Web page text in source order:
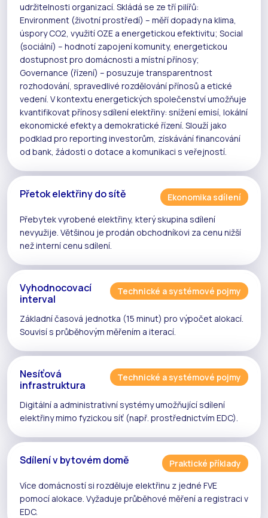
udržitelnosti organizací. Skládá se ze tří pilířů:
Environment (životní prostředí) – měří dopady na klima,
úspory CO2, využití OZE a energetickou efektivitu; Social
(sociální) – hodnotí zapojení komunity, energetickou
dostupnost pro domácnosti a místní přínosy;
Governance (řízení) – posuzuje transparentnost
rozhodování, spravedlivé rozdělování přínosů a etické
vedení. V kontextu energetických společenstvíumožňuje
kvantifikovat přínosysdílení elektřiny: snížení emisí, lokální
ekonomické efekty a demokratické řízení. Slouží jako
podklad pro reporting investorům, získávání financování
od bank, žádosti o dotace a komunikaci s veřejností.
Přetok elektřiny do sítě
Ekonomika sdílení
Přebytek vyrobené elektřiny, kterýskupina sdílení
nevyužije. Většinou je prodán obchodníkovi za cenu nižší
nežinterní cenu sdílení.
Vyhodnocovací
interval
Technické a systémové pojmy
Základní časová jednotka (15 minut) pro výpočet alokací.
Souvisí s průběhovým měřením a iterací.
Nesíťová
infrastruktura
Technické a systémové pojmy
Digitální a administrativní systémy umožňujícísdílení
elektřinymimo fyzickou síť (např. prostřednictvím EDC).
Sdílení v bytovém domě
Praktické příklady
Více domácností si rozděluje elektřinu z jedné FVE
pomocí alokace. Vyžaduje průběhové měření a registraci v
EDC.